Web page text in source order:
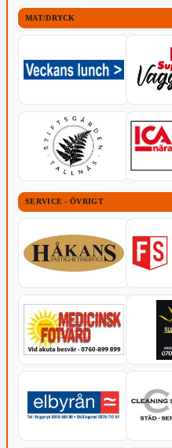
MAT/DRYCK
SERVICE - ÖVRIGT